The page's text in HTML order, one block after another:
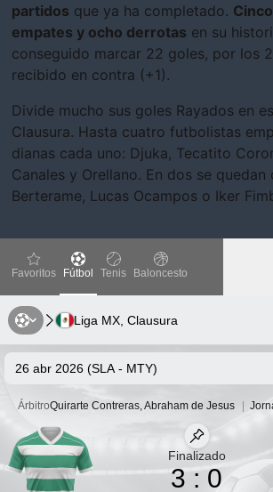
partidos que ya ha completado.
empates y ocho derrotas en su
conseguido marcar 22 goles, por los
recibido en contra (+1).
Divide mucho sus goles Rayados en
Clausura. Hasta cuatro futbolistas
dianas cada uno: Djuka, Tecatito
Canales y Orellano. En dos se
Berterame, Lucas Ocampos o Iker